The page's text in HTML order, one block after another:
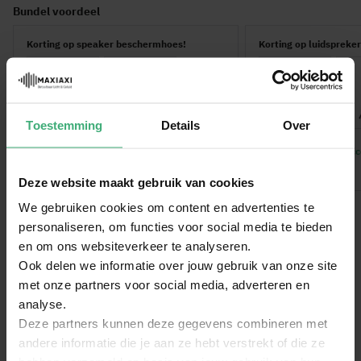
Toestemming Details Over
Deze website maakt gebruik van cookies
We gebruiken cookies om content en advertenties te
personaliseren, om functies voor social media te bieden
en om ons websiteverkeer te analyseren.
Ook delen we informatie over jouw gebruik van onze site
met onze partners voor social media, adverteren en
analyse.
Deze partners kunnen deze gegevens combineren met
andere informatie die je aan ze hebt verstrekt of die ze
Bundel voordeel
Korting op speaker beschermhoes!
10% korting op de accessoire
Korting op
10% korting op de
Reviews
Waardering:
9.1 /10
(9)
prima voor veel doeleinden in te…